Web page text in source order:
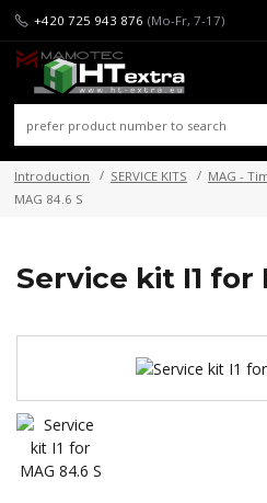
+420 725 943 876 (Mo-Fr, 7-17)
Introduction SERVICE KITS MAG -
MAG 84.6 S
Service kit I1 for